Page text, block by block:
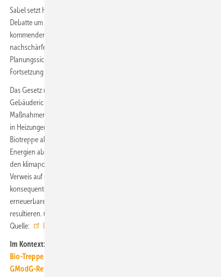
Sabel setzt Hoffnungen in das parlamentarische Verfahren. Die
Debatte um die konkrete Ausgestaltung beginne gerade erst. In den
kommenden Wochen müsse der Deutsche Bundestag das Gesetz
nachschärfen, Fehler korrigieren und insbesondere für Rechts- und
Planungssicherheit sorgen. Hierzu gehöre vor allem eine verlässliche
Fortsetzung der Heizungsförderung in der Haushaltsplanung.
Das Gesetz müsse schließlich auch im Einklang mit der Europäischen
Gebäuderichtlinie (EPBD) stehen. Diese fordere Strategien und
Maßnahmen, damit fossile Energieträger bereits ab 2040 nicht mehr
in Heizungen eingesetzt werden. Im Kontrast dazu verankere die
Biotreppe aber lediglich einen Anteil von nur 60 % erneuerbarer
Energien ab 2040. Daraus ergäben sich für Sabel unnötige Zweifel an
den klimapolitischen Anstrengungen der Bundesregierung. Der
Verweis auf die geltenden Klimaschutzziele im Gesetzentwurf müsse
konsequenterweise auch in einer Vorgabe zur Nutzung von 100 %
erneuerbarer Energien in Gas- und Ölheizungen vor 2045
resultieren. ■
Quelle:
BWP
Im Kontext:
Bio-Treppe für Eigenheime: Die Nur-Gas-Heizung kommt teuer
GModG-Referentenentwurf: BDH sieht Kurswechsel